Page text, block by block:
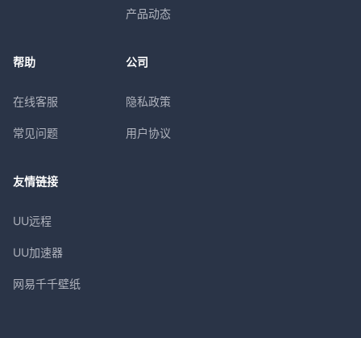
产品动态
帮助
在线客服
常见问题
公司
隐私政策
用户协议
友情链接
UU远程
UU加速器
网易千千壁纸